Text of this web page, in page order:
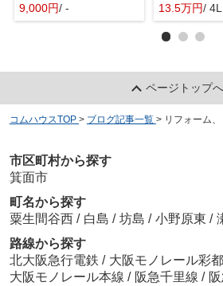
9,000円/ -
13.5万円/
ページトップへ
コムハウスTOP > ブログ記事一覧 > リフォーム
市区町村から探す
箕面市
町名から探す
粟生間谷西 / 白島 / 坊島 / 小野原東 /
路線から探す
北大阪急行電鉄 / 大阪モノレール彩都
大阪モノレール本線 / 阪急千里線 /